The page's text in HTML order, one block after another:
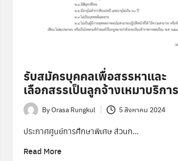
รับสมัครบุคคลเพื่อสรรหาและ
เลือกสรรเป็นลูกจ้างเหมาบริการ
Posted
by
ByOrasa Rungkul 5 สิงหาคม 2024
ประกาศศูนย์การศึกษาพิเศษ ส่วนก…
Read More